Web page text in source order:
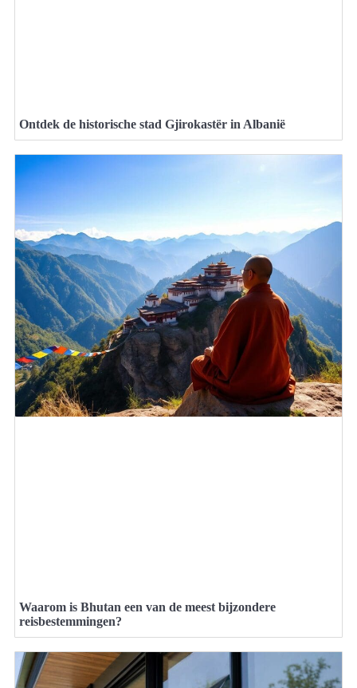
Ontdek de historische stad Gjirokastër in Albanië
Waarom is Bhutan een van de meest bijzondere
reisbestemmingen?